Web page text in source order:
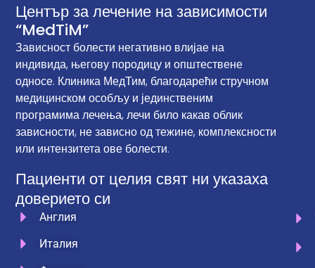
Център за лечение на зависимости
“MedTiM”
Зависност болести негативно влијае на
индивида, његову породицу и општествене
односе. Клиника МедТим, благодарећи стручном
медицинском особљу и јединственим
програмима лечења, лечи било какав облик
зависности, не зависно од тежине, комплексности
или интензитета ове болести.
Пациенти от целия свят ни указаха
доверието си
Англия
Италия